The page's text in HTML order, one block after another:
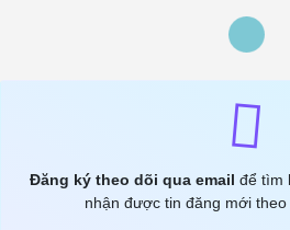
Đăng ký theo dõi qua email để tìm
nhận được tin đăng mới